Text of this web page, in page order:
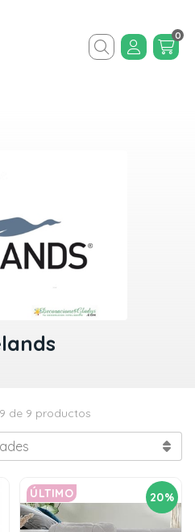
Buscar
0
de 9 productos
20%
ÚLTIMO